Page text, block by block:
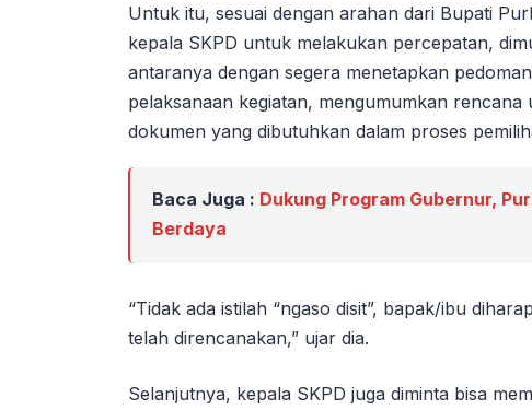
Untuk itu, sesuai dengan arahan dari Bupati
kepala SKPD untuk melakukan percepatan,
antaranya dengan segera menetapkan
pelaksanaan kegiatan, mengumumkan
dokumen yang dibutuhkan dalam proses
Baca Juga : Dukung Program Gubernur,
Berdaya
“Tidak ada istilah “ngaso disit”, bapak/ibu
telah direncanakan,” ujar dia.
Selanjutnya, kepala SKPD juga diminta bisa